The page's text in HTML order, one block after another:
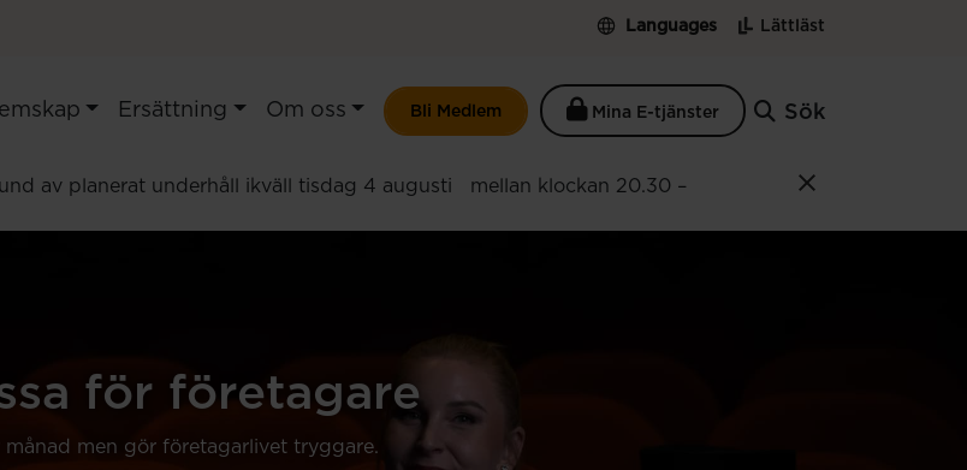
Languages Lättläst
Ersättning Om oss Bli Medlem Mina E-tjänster Sök
av planerat underhåll ikväll tisdag 4 augusti mellan klockan 20.30 –
för företagare
månad men gör företagarlivet tryggare.